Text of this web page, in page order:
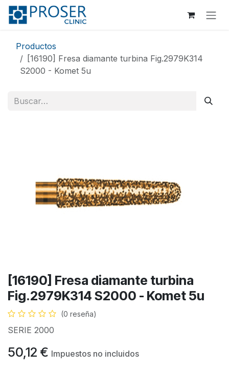
Ir al contenido
Productos
[16190] Fresa diamante turbina Fig.2979K314
S2000 - Komet 5u
[16190] Fresa diamante turbina
Fig.2979K314 S2000 - Komet 5u
(0 reseña)
SERIE 2000
50,12 € Impuestos no incluidos